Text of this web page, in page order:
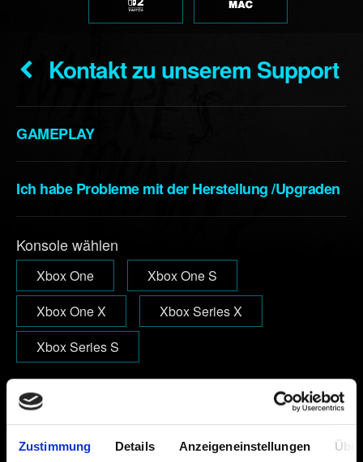
Zustimmung Details Anzeigeneinstellungen
Kontakt zu unserem Support
GAMEPLAY
Ich habe Probleme mit der Herstellung /Upgraden
Konsole wählen
Xbox One
Xbox One S
Xbox One X
Xbox Series X
Xbox Series S
E-Mail (Tippfehler vermeiden!)